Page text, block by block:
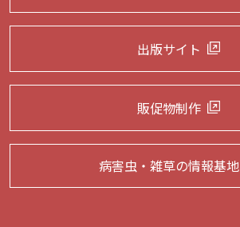
出版サイト
販促物制作
病害虫・雑草の情報基地